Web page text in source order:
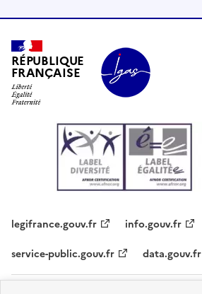
RÉPUBLIQUE
FRANÇAISE
legifrance.gouv.fr
info.gouv.fr
service-public.gouv.fr
data.gouv.fr